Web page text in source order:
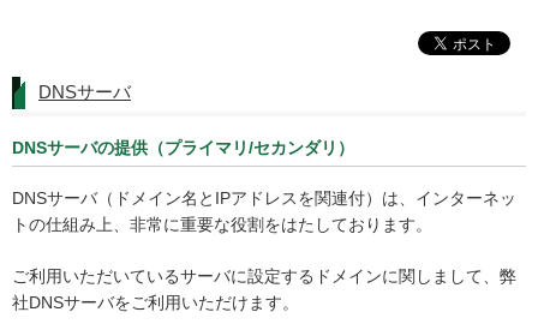
DNSサーバ
DNSサーバの提供（プライマリ/セカンダリ）
DNSサーバ（ドメイン名とIPアドレスを関連付）は、インターネッ
トの仕組み上、非常に重要な役割をはたしております。
ご利用いただいているサーバに設定するドメインに関しまして、弊
社DNSサーバをご利用いただけます。